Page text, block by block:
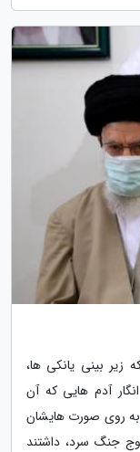
زیر بینی یانکی ها،
آدم هایی که آن
روی صورت هایشان
جنگ سرد، داشتند